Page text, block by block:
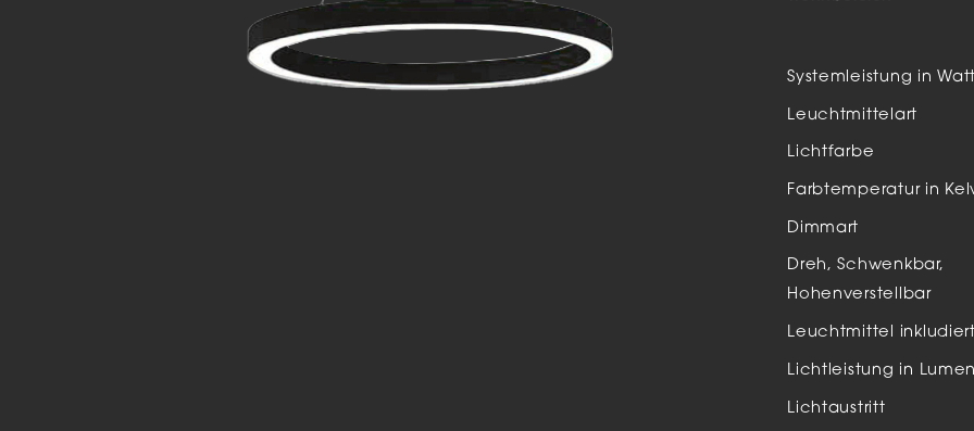
Systemleistung in Watt
Leuchtmittelart
Lichtfarbe
Farbtemperatur in
Dimmart
Dreh, Schwenkbar,
Hohenverstellbar
Leuchtmittel inkludiert
Lichtleistung in Lumen
Lichtaustritt